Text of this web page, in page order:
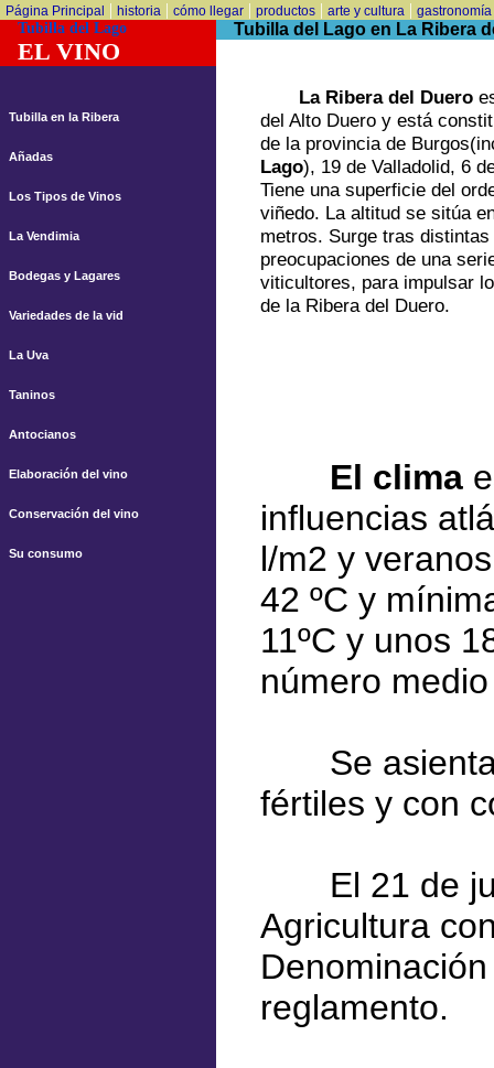
Página Principal | historia | cómo llegar| productos| arte y cultura | gastronomía
Tubilla del Lago
EL VINO
Tubilla en la Ribera
Añadas
Los Tipos de Vinos
La Vendimia
Bodegas y Lagares
Variedades de la vid
La Uva
Taninos
Antocianos
Elaboración del vino
Conservación del vino
Su consumo
Tubilla del Lago en La Ribera
La Ribera del Duero
del Alto Duero y está
de la provincia de
Lago), 19 de Valladolid, 6
Tiene una superficie del
viñedo. La altitud se sitúa
metros. Surge tras
preocupaciones de una
viticultores, para impulsar
de la Ribera del Duero.
El clima
influencias
l/m2 y
42 ºC y
11ºC y unos
número
Se asienta
fértiles y con
El 21 de
Agricultura
reglamento.